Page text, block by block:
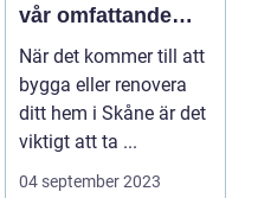
vår omfattande
guide
När det kommer till att
bygga eller renovera
ditt hem i Skåne är det
viktigt att ta ...
04 september 2023